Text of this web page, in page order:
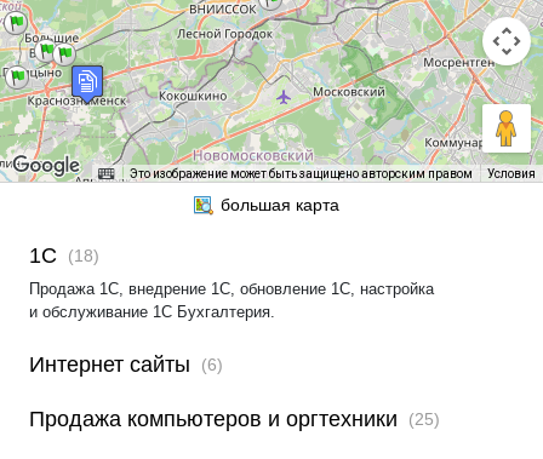
Это изображение может быть защищено авторским правом Условия
1С (18)
Продажа 1С, внедрение 1С, обновление 1С, настройка
и обслуживание 1С Бухгалтерия.
Интернет сайты (6)
Продажа компьютеров и оргтехники (25)